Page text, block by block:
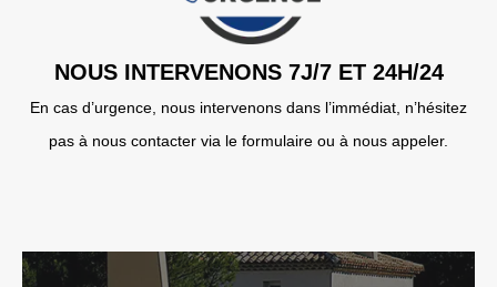
NOUS INTERVENONS 7J/7 ET 24H/24
En cas d’urgence, nous intervenons dans l’immédiat, n’hésitez
pas à nous contacter via le formulaire ou à nous appeler.